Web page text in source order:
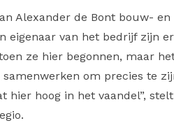
Alexander de Bont bouw- en
eigenaar van het bedrijf zijn
ze hier begonnen, maar
om precies te
hier hoog in het vaandel”,